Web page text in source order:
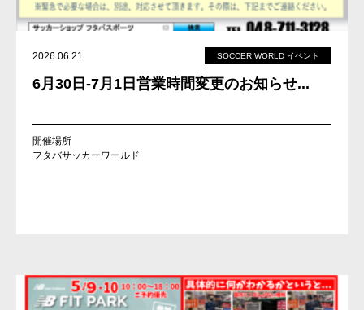
2026.06.21 SOCCER WORLD イベント
6月30日-7月1日営業時間変更のお知らせ...
開催場所
フタバサッカーワールド